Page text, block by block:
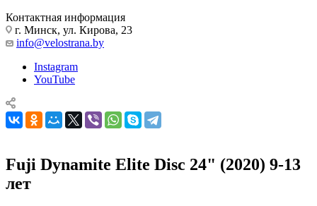
Контактная информация
г. Минск, ул. Кирова, 23
info@velostrana.by
Instagram
YouTube
Fuji Dynamite Elite Disc 24" (2020) 9-13
лет